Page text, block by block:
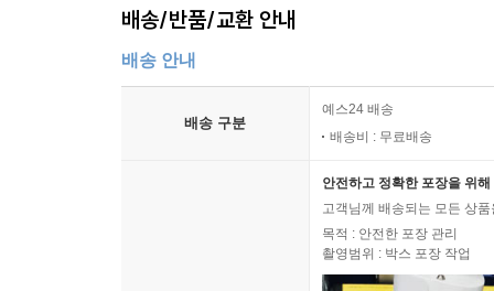
배송/반품/교환 안내
배송 안내
배송 구분
예스24 배송
배송비 : 무료배송
안전하고 정확한 포장을 위
고객님께 배송되는 모든 상
목적 : 안전한 포장 관리
촬영범위 : 박스 포장 작업